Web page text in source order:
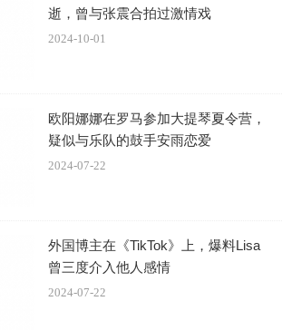
逝，曾与张震合拍过激情戏
2024-10-01
欧阳娜娜在罗马参加大提琴夏令营，
疑似与乐队的鼓手安雨恋爱
2024-07-22
外国博主在《TikTok》上，爆料Lisa
曾三度介入他人感情
2024-07-22